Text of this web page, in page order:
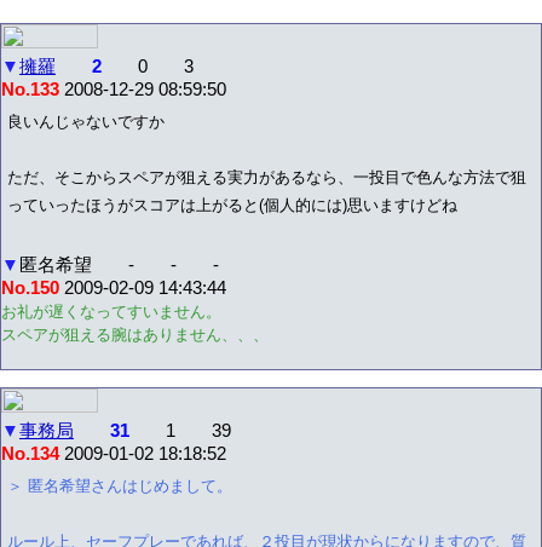
▼擁羅 2 0
3
No.133 2008-12-29 08:59:50
良いんじゃないですか
ただ、そこからスペアが狙える実力があるなら、一投目で色んな方法で狙
っていったほうがスコアは上がると(個人的には)思いますけどね
▼ 匿名希望 - -
-
No.150 2009-02-09 14:43:44
お礼が遅くなってすいません。
スペアが狙える腕はありません、、、
▼事務局 31 1
39
No.1342009-01-02 18:18:52
＞ 匿名希望さんはじめまして。
ルール上、セーフプレーであれば、２投目が現状からになりますので、質